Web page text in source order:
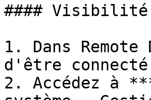
#### Visibilité
1. Dans Remote
d'être
2. Accédez à